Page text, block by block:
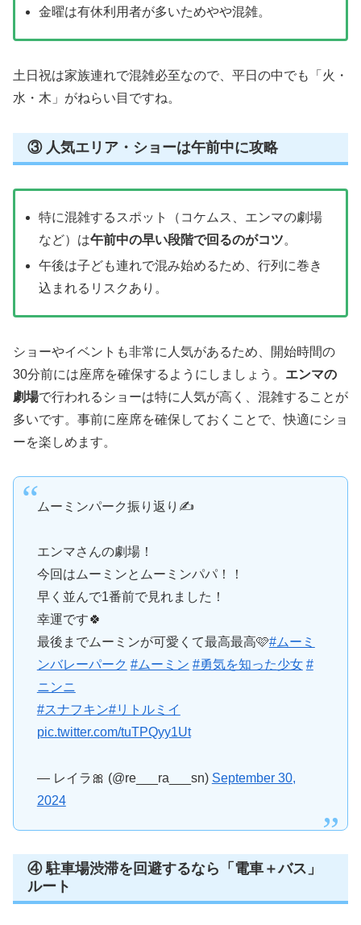
金曜は有休利用者が多いためやや混雑。
土日祝は家族連れで混雑必至なので、平日の中でも「火・
水・木」がねらい目ですね。
③ 人気エリア・ショーは午前中に攻略
特に混雑するスポット（コケムス、エンマの劇場
など）は午前中の早い段階で回るのがコツ。
午後は子ども連れで混み始めるため、行列に巻き
込まれるリスクあり。
ショーやイベントも非常に人気があるため、開始時間の
30分前には座席を確保するようにしましょう。 エンマの
劇場で行われるショーは特に人気が高く、混雑することが
多いです。事前に座席を確保しておくことで、快適にショ
ーを楽しめます。
ムーミンパーク振り返り✍️
エンマさんの劇場！
今回はムーミンとムーミンパパ！！
早く並んで1番前で見れました！
幸運です🍀
最後までムーミンが可愛くて最高最高🩷#ムーミ
ンバレーパーク #ムーミン #勇気を知った少女 #
ニンニ
#スナフキン#リトルミイ
pic.twitter.com/tuTPQyy1Ut
— レイラ🎀 (@re___ra___sn) September 30,
2024
④ 駐車場渋滞を回避するなら「電車＋バス」
ルート